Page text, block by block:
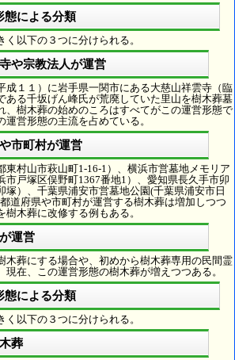
態による分類
以下の３つに分けられる。
や宗教法人が運営
成１１）に岩手県一関市にある大慈山祥雲寺（臨
ある千坂げん峰氏が荒廃していた里山を樹木葬墓
、樹木葬の始めのころはすべてがこの運営形態で
営形態の主流を占めている。
市町村が運営
東村山市萩山町1-16-1）、横浜市営墓地メモリア
市戸塚区俣野町1367番地1）、愛知県長久手市卯
塚）、千葉県浦安市営墓地公園(千葉県浦安市日
道府県や市町村が運営する樹木葬は増加しつつ
木葬に改修する例もある。
運営
木葬にする場合や、初めから樹木葬専用の民間霊
現在、この運営形態の樹木葬が増えつつある。
態による分類
以下の３つに分けられる。
葬